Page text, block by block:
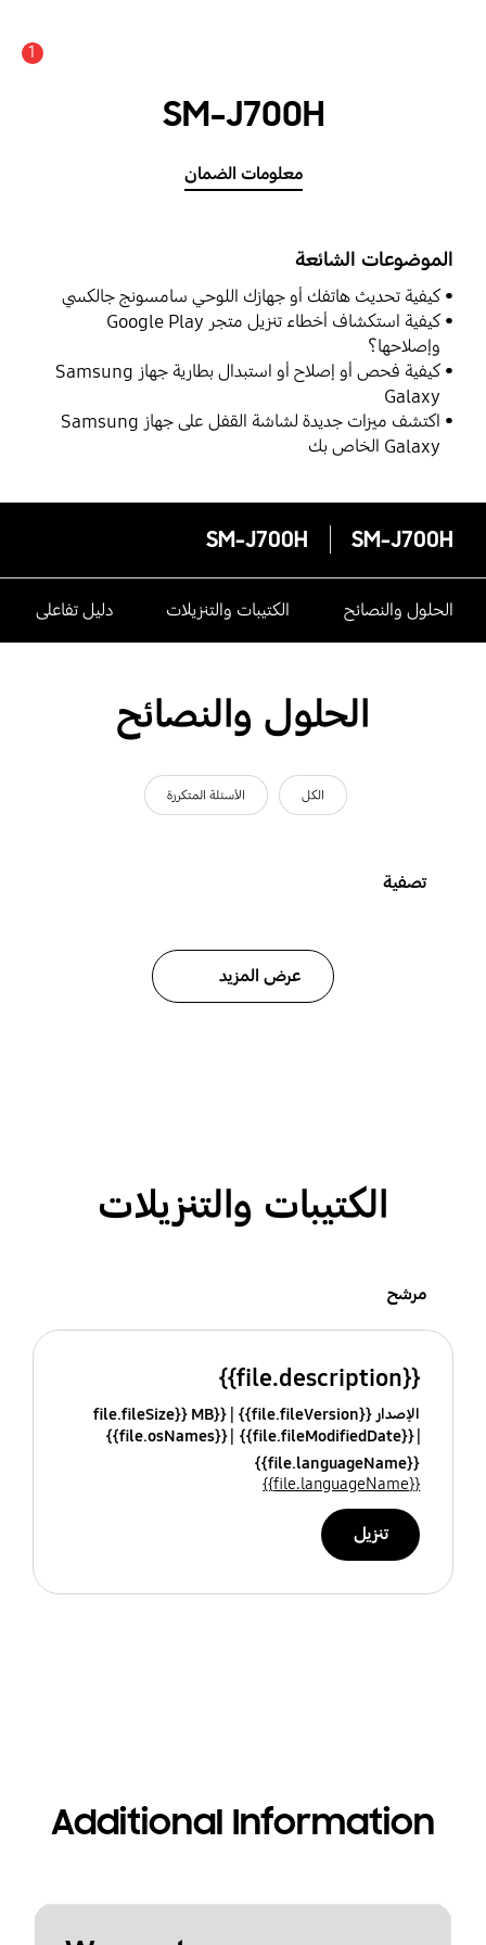
1
SM-J700H
معلومات الضمان
الموضوعات الشائعة
كيفية تحديث هاتفك أو جهازك اللوحي سامسونج جالكسي
كيفية استكشاف أخطاء تنزيل متجر Google Play
وإصلاحها؟
كيفية فحص أو إصلاح أو استبدال بطارية جهاز Samsung
Galaxy
اكتشف ميزات جديدة لشاشة القفل على جهاز Samsung
Galaxy الخاص بك
SM-J700H
SM-J700H
الحلول والنصائح الكتيبات والتنزيلات دليل تفاعلى
الحلول والنصائح
الكل الأسئلة المتكررة
تصفية
عرض المزيد
الكتيبات والتنزيلات
مرشح
{{file.description}}
الإصدار {{file.fileVersion}}
{{file.fileSize}} MB
{{file.fileModifiedDate}}
{{file.osNames}}
{{file.languageName}}
{{file.languageName}}
تنزيل
Additional Information